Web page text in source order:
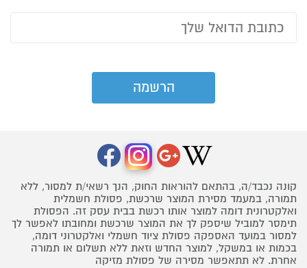
קונה נכבד/ה, בהתאם להוראות החוק, הנך רשאי/ת למסור, ללא
תמורה, במעמד מסירת המוצר שרכשת, פסולת חשמלית
ואלקטרונית דומה למוצר אותו רכשת בבית עסק זה. הפסולת
תימסר למוביל שיספק לך את המוצר שרכשת ומחובתו לאפשר לך
למסור במועד האספקה פסולת ציוד חשמלי ואלקטרוני דומה,
בכמות או במשקל, למוצר החדש וזאת ללא תשלום או תמורה
אחרת. לא תתאפשר מסירה של פסולת מזיקה